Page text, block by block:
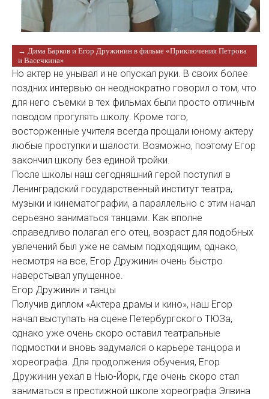
→ Дима Барков и Егор Дружинин в фильме «Приключения Петрова
и Васечкина»
Но актер не унывал и не опускал руки. В своих более
поздних интервью он неоднократно говорил о том, что
для него съемки в тех фильмах были просто отличным
поводом прогулять школу. Кроме того,
восторженные учителя всегда прощали юному актеру
любые проступки и шалости. Возможно, поэтому Егор
закончил школу без единой тройки.
После школы наш сегодняшний герой поступил в
Ленинградский государственный институт театра,
музыки и кинематографии, а параллельно с этим начал
серьезно заниматься танцами. Как вполне
справедливо полагал его отец, возраст для подобных
увлечений был уже не самым подходящим, однако,
несмотря на все, Егор Дружинин очень быстро
наверстывал упущенное.
Егор Дружинин и танцы
Получив диплом «Актера драмы и кино», наш Егор
начал выступать на сцене Петербургского ТЮЗа,
однако уже очень скоро оставил театральные
подмостки и вновь задумался о карьере танцора и
хореографа. Для продолжения обучения, Егор
Дружинин уехал в Нью-Йорк, где очень скоро стал
заниматься в престижной школе хореографа Элвина